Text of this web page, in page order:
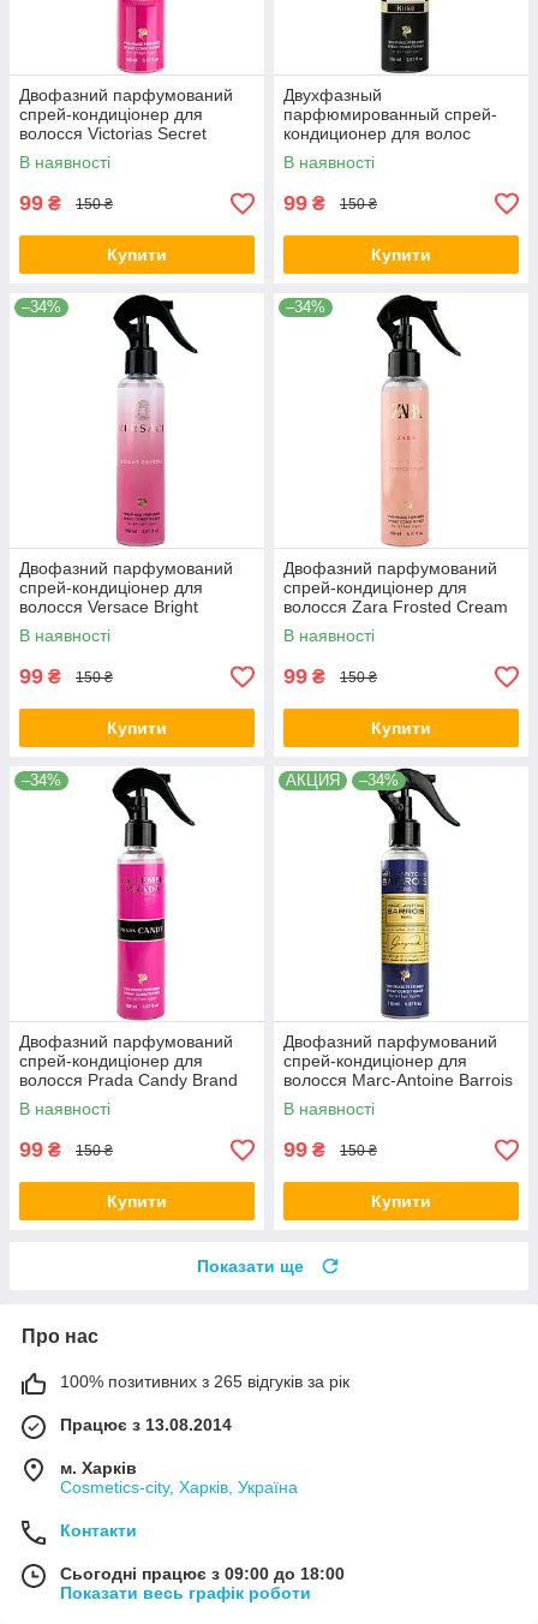
Двофазний парфумований
спрей-кондиціонер для
волосся Victorias Secret
Bombshell Passion Brand
Collection 150
В наявності
99 ₴ 150 ₴
Купити
Двухфазный
парфюмированный спрей-
кондиционер для волос
Tiziana Terenzi Kirke Brand
Collection 150 мл
В наявності
99 ₴ 150 ₴
Купити
–34%
Двофазний парфумований
спрей-кондиціонер для
волосся Versace Bright
Crystal Brand Collection 150
мл
В наявності
99 ₴ 150 ₴
Купити
–34%
Двофазний парфумований
спрей-кондиціонер для
волосся Zara Frosted Cream
Brand Collection 150 мл
В наявності
99 ₴ 150 ₴
Купити
–34%
Двофазний парфумований
спрей-кондиціонер для
волосся Prada Candy Brand
Collection 150 мл
В наявності
99 ₴ 150 ₴
Купити
АКЦИЯ –34%
Двофазний парфумований
спрей-кондиціонер для
волосся Marc-Antoine Barrois
Ganymede Brand Collection
150 мл
В наявності
99 ₴ 150 ₴
Купити
Показати ще
Про нас
100% позитивних з 265 відгуків за рік
Працює з 13.08.2014
м. Харків
Cosmetics-city, Харків, Україна
Контакти
Сьогодні працює з 09:00 до 18:00
Показати весь графік роботи